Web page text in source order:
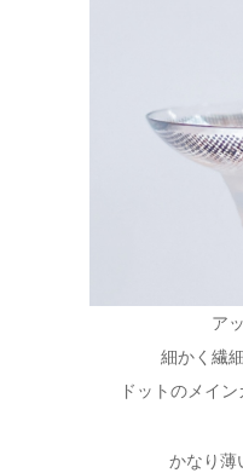
ア
細かく繊
ドットのメイ
かなり薄